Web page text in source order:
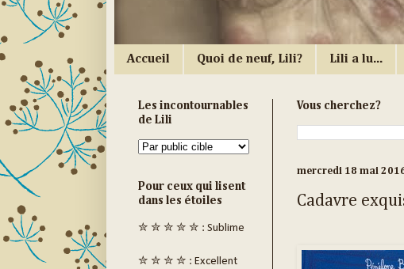
Accueil Quoi de neuf, Lili? Lili a lu...
Vous cherchez?
mercredi 18 mai
Cadavre
Les incontournables
de Lili
Pour ceux qui lisent
dans les étoiles
✮ ✮ ✮ ✮ ✮ : Sublime
✮ ✮ ✮ ✮ : Excellent